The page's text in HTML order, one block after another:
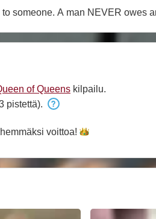
someone. A man NEVER owes
of Queens kilpailu.
pistettä).
voittoa!